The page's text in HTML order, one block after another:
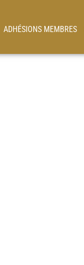
ADHÉSIONS MEMBRES